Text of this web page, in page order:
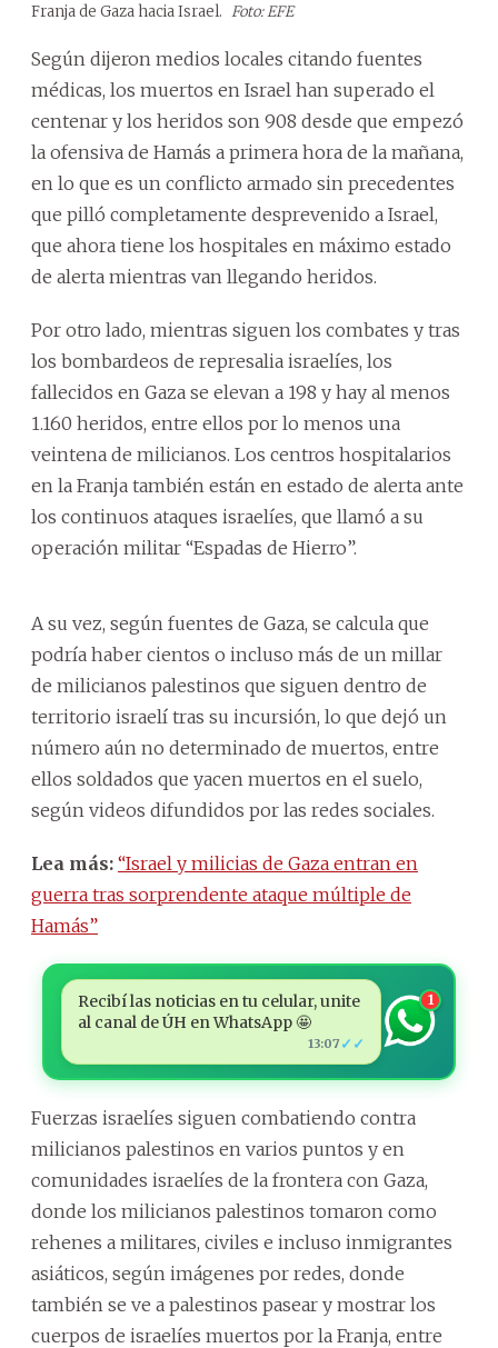
Franja de Gaza hacia Israel. Foto: EFE
Según dijeron medios locales citando fuentes
médicas, los muertos en Israel han superado el
centenar y los heridos son 908 desde que empezó
la ofensiva de Hamás a primera hora de la mañana,
en lo que es un conflicto armado sin precedentes
que pilló completamente desprevenido a Israel,
que ahora tiene los hospitales en máximo estado
de alerta mientras van llegando heridos.
Por otro lado, mientras siguen los combates y tras
los bombardeos de represalia israelíes, los
fallecidos en Gaza se elevan a 198 y hay al menos
1.160 heridos, entre ellos por lo menos una
veintena de milicianos. Los centros hospitalarios
en la Franja también están en estado de alerta ante
los continuos ataques israelíes, que llamó a su
operación militar “Espadas de Hierro”.
A su vez, según fuentes de Gaza, se calcula que
podría haber cientos o incluso más de un millar
de milicianos palestinos que siguen dentro de
territorio israelí tras su incursión, lo que dejó un
número aún no determinado de muertos, entre
ellos soldados que yacen muertos en el suelo,
según videos difundidos por las redes sociales.
Lea más: “Israel y milicias de Gaza entran en
guerra tras sorprendente ataque múltiple de
Hamás”
Recibí las noticias en tu celular, unite
al canal de ÚH en WhatsApp 🤩
13:07 ✓✓
1
Fuerzas israelíes siguen combatiendo contra
milicianos palestinos en varios puntos y en
comunidades israelíes de la frontera con Gaza,
donde los milicianos palestinos tomaron como
rehenes a militares, civiles e incluso inmigrantes
asiáticos, según imágenes por redes, donde
también se ve a palestinos pasear y mostrar los
cuerpos de israelíes muertos por la Franja, entre